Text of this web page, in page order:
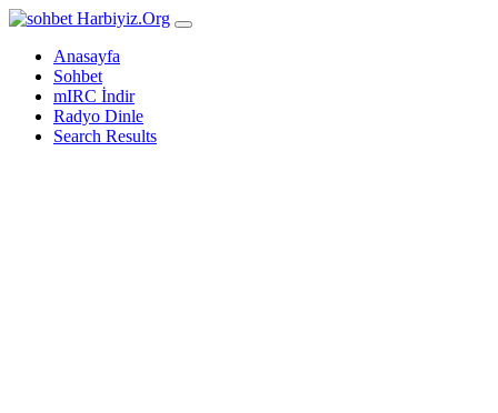
Harbiyiz.Org
Anasayfa
Sohbet
mIRC İndir
Radyo Dinle
Search Results